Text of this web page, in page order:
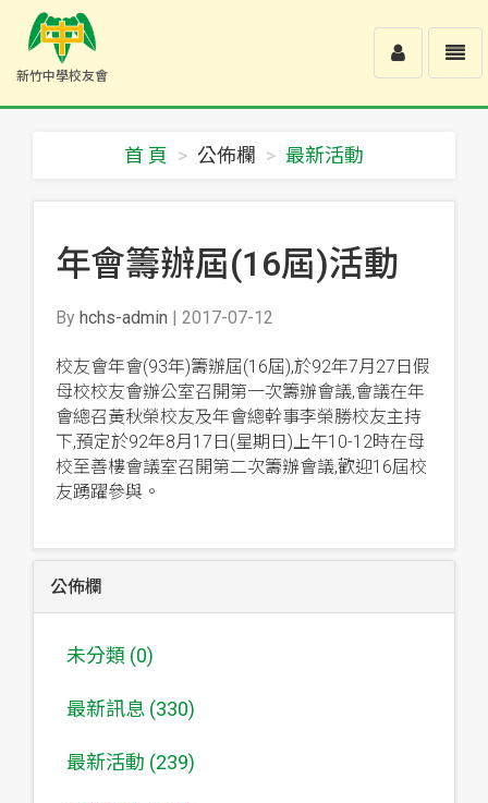
新竹中學校友會
友
Toggle
user
首 頁 公佈欄 最新活動
年會籌辦屆(16屆)活動
By hchs-admin | 2017-07-12
校友會年會(93年)籌辦屆(16屆),於92年7月27日假
母校校友會辦公室召開第一次籌辦會議,會議在年
會總召黃秋榮校友及年會總幹事李榮勝校友主持
下,預定於92年8月17日(星期日)上午10-12時在母
校至善樓會議室召開第二次籌辦會議,歡迎16屆校
友踴躍參與。
公佈欄
未分類 (0)
最新訊息 (330)
最新活動 (239)